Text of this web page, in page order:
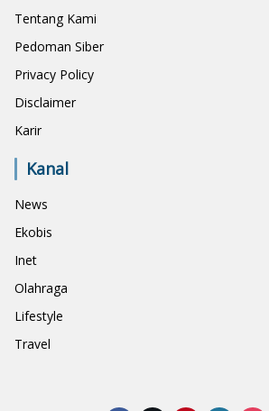
Tentang Kami
Pedoman Siber
Privacy Policy
Disclaimer
Karir
Kanal
News
Ekobis
Inet
Olahraga
Lifestyle
Travel